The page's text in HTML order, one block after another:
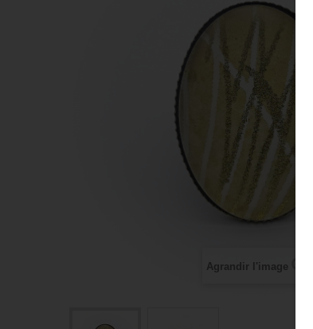
Agrandir l'image